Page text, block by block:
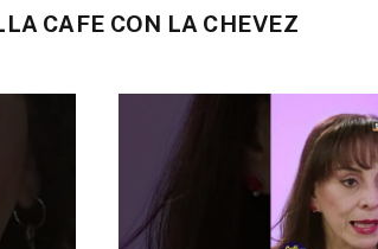
CAFE CON LA CHEVEZ